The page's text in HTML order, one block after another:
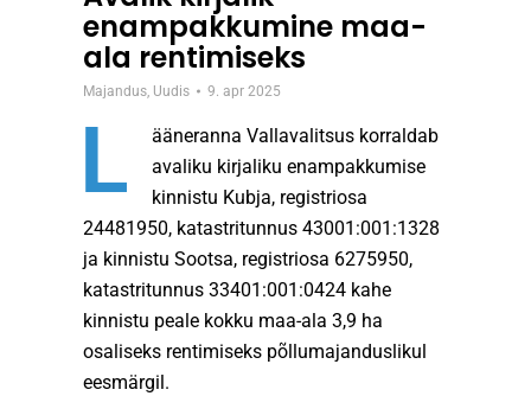
enampakkumine maa-
ala rentimiseks
Majandus, Uudis 9. apr 2025
L
ääneranna Vallavalitsus korraldab
avaliku kirjaliku enampakkumise
kinnistu Kubja, registriosa
24481950, katastritunnus 43001:001:1328
ja kinnistu Sootsa, registriosa 6275950,
katastritunnus 33401:001:0424 kahe
kinnistu peale kokku maa-ala 3,9 ha
osaliseks rentimiseks põllumajanduslikul
eesmärgil.